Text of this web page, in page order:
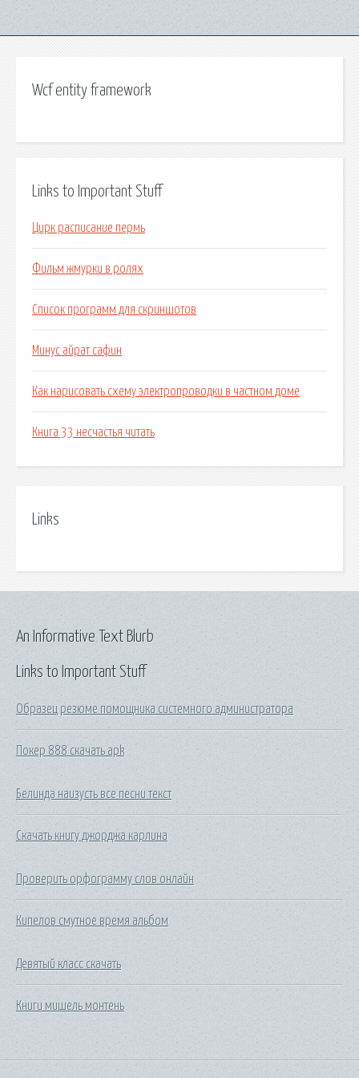
Wcf entity framework
Links to Important Stuff
Цирк расписание пермь
Фильм жмурки в ролях
Список программ для скриншотов
Минус айрат сафин
Как нарисовать схему электропроводки в частном доме
Книга 33 несчастья читать
Links
Links to Important Stuff
Образец резюме помощника системного администратора
Покер 888 скачать apk
Белинда наизусть все песни текст
Скачать книгу джорджа карлина
Проверить орфограмму слов онлайн
Кипелов смутное время альбом
Девятый класс скачать
Книги мишель монтень
An Informative Text Blurb